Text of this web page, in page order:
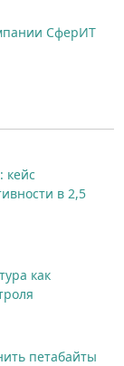
СферИТ
кейс
в 2,5
как
петабайты